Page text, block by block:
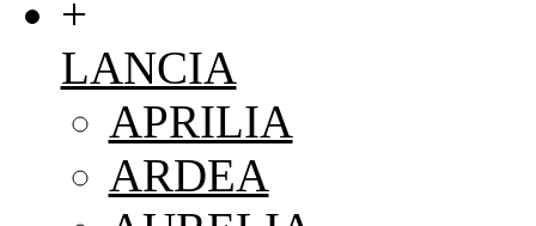
+
LANCIA
APRILIA
ARDEA